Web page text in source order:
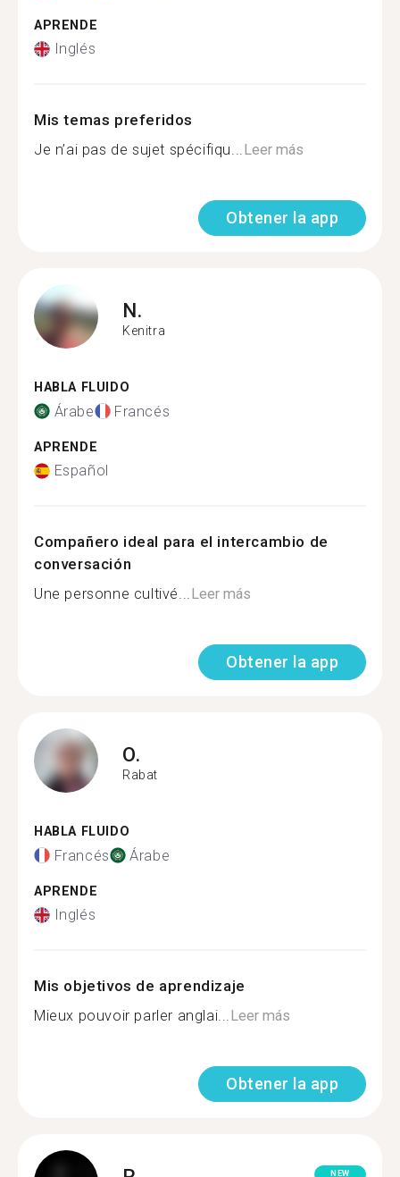
APRENDE
Inglés
Mis temas preferidos
Je n’ai pas de sujet spécifiqu...Leer más
Obtener la app
N.
Kenitra
HABLA FLUIDO
Árabe Francés
APRENDE
Español
Compañero ideal para el intercambio de
conversación
Une personne cultivé...Leer más
Obtener la app
O.
Rabat
HABLA FLUIDO
Francés Árabe
APRENDE
Inglés
Mis objetivos de aprendizaje
Mieux pouvoir parler anglai...Leer más
Obtener la app
NEW